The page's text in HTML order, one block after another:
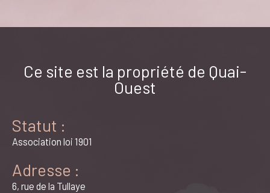
Ce site est la propriété de Quai-
Ouest
Statut :
Association loi 1901
Adresse :
6, rue de la Tullaye